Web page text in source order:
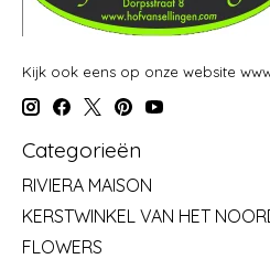
Kijk ook eens op onze website
Categorieën
RIVIERA MAISON
KERSTWINKEL VAN HET
FLOWERS